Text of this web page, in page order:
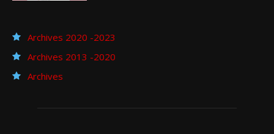
Archives 2020 -2023
Archives 2013 -2020
Archives